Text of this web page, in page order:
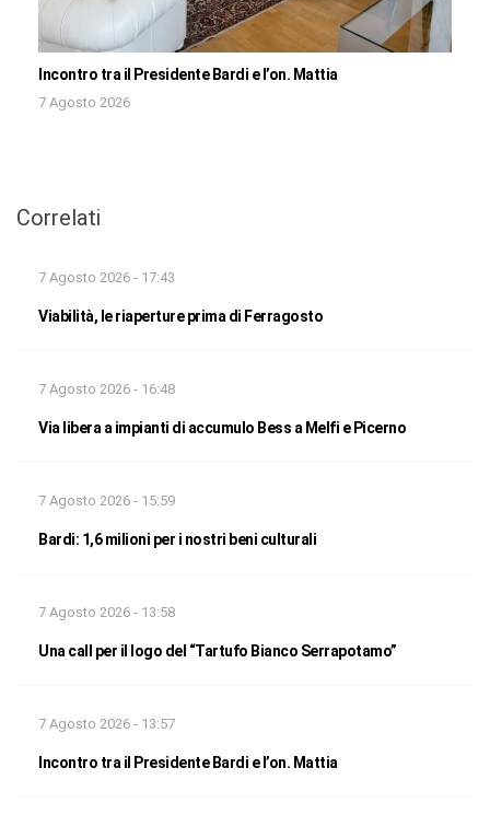
Incontro tra il Presidente Bardi e l’on. Mattia
7 Agosto 2026
Correlati
7 Agosto 2026 - 17:43
Viabilità, le riaperture prima di Ferragosto
7 Agosto 2026 - 16:48
Via libera a impianti di accumulo Bess a Melfi e Picerno
7 Agosto 2026 - 15:59
Bardi: 1,6 milioni per i nostri beni culturali
7 Agosto 2026 - 13:58
Una call per il logo del “Tartufo Bianco Serrapotamo”
7 Agosto 2026 - 13:57
Incontro tra il Presidente Bardi e l’on. Mattia